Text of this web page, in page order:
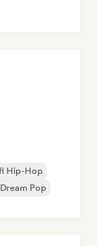
Hip-Hop
Dream Pop